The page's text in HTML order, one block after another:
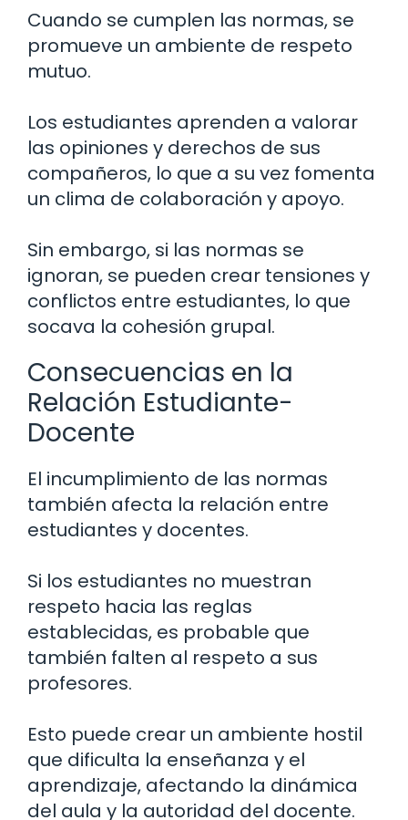
Cuando se cumplen las normas, se
promueve un ambiente de respeto
mutuo.
Los estudiantes aprenden a valorar
las opiniones y derechos de sus
compañeros, lo que a su vez fomenta
un clima de colaboración y apoyo.
Sin embargo, si las normas se
ignoran, se pueden crear tensiones y
conflictos entre estudiantes, lo que
socava la cohesión grupal.
Consecuencias en la
Relación Estudiante-
Docente
El incumplimiento de las normas
también afecta la relación entre
estudiantes y docentes.
Si los estudiantes no muestran
respeto hacia las reglas
establecidas, es probable que
también falten al respeto a sus
profesores.
Esto puede crear un ambiente hostil
que dificulta la enseñanza y el
aprendizaje, afectando la dinámica
del aula y la autoridad del docente.